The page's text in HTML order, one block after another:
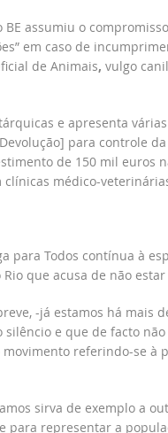
assumiu o
em caso de
de Animais, vulgo
e apresenta
para controle
de 150 mil euros
médico-
para Todos contínua à
que acusa de não
-já estamos há mais
e que de facto
referindo-se à
sirva de exemplo a
para representar a